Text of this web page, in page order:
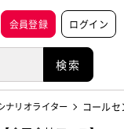
会員登録 ログイン
ナリオライター コール